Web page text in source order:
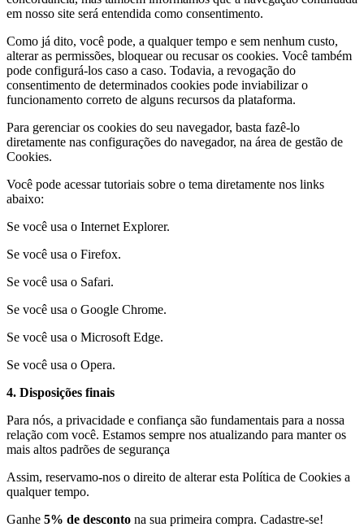
em nosso site será entendida como consentimento.
Como já dito, você pode, a qualquer tempo e sem nenhum custo,
alterar as permissões, bloquear ou recusar os cookies. Você também
pode configurá-los caso a caso. Todavia, a revogação do
consentimento de determinados cookies pode inviabilizar o
funcionamento correto de alguns recursos da plataforma.
Para gerenciar os cookies do seu navegador, basta fazê-lo
diretamente nas configurações do navegador, na área de gestão de
Cookies.
Você pode acessar tutoriais sobre o tema diretamente nos links
abaixo:
Se você usa o Internet Explorer.
Se você usa o Firefox.
Se você usa o Safari.
Se você usa o Google Chrome.
Se você usa o Microsoft Edge.
Se você usa o Opera.
4. Disposições finais
Para nós, a privacidade e confiança são fundamentais para a nossa
relação com você. Estamos sempre nos atualizando para manter os
mais altos padrões de segurança
Assim, reservamo-nos o direito de alterar esta Política de Cookies a
qualquer tempo.
Ganhe 5% de desconto na sua primeira compra. Cadastre-se!